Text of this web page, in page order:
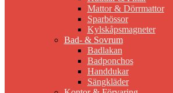
Mattor & Dörrmattor
Sparbössor
Kylskåpsmagneter
Bad- & Sovrum
Badlakan
Badponchos
Handdukar
Sängkläder